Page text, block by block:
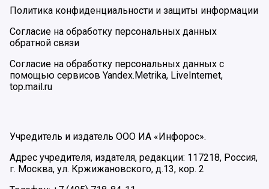
Политика конфиденциальности и защиты информации
Согласие на обработку персональных данных
обратной связи
Согласие на обработку персональных данных с
помощью сервисов Yandex.Metrika, LiveInternet,
top.mail.ru
Учредитель и издатель ООО ИА «Инфорос».
Адрес учредителя, издателя, редакции: 117218, Россия,
г. Москва, ул. Кржижановского, д.13, кор. 2